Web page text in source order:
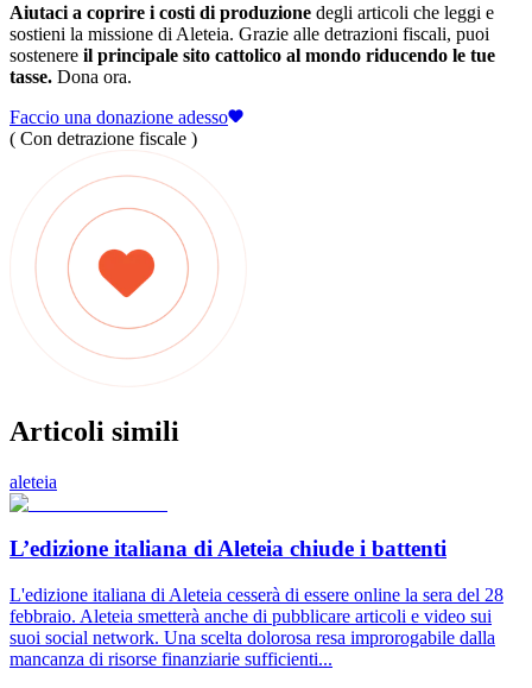
Aiutaci a coprire i costi di produzione degli articoli che leggi e
sostieni la missione di Aleteia. Grazie alle detrazioni fiscali, puoi
sostenere il principale sito cattolico al mondo riducendo le tue
tasse. Dona ora.
Faccio una donazione adesso
( Con detrazione fiscale )
Articoli simili
aleteia
L’edizione italiana di Aleteia chiude i battenti
L'edizione italiana di Aleteia cesserà di essere online la sera del 28
febbraio. Aleteia smetterà anche di pubblicare articoli e video sui
suoi social network. Una scelta dolorosa resa improrogabile dalla
mancanza di risorse finanziarie sufficienti...